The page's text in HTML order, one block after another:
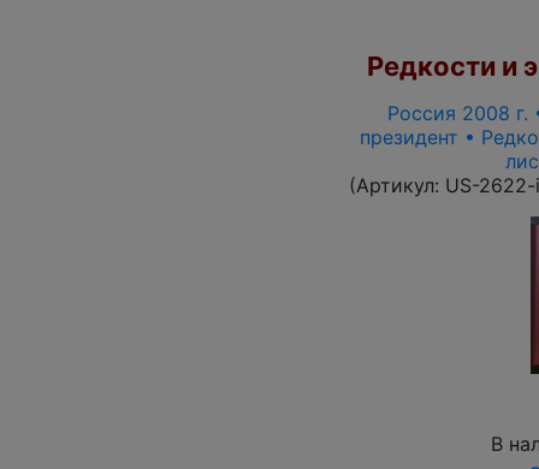
Редкости и
Россия 2008
президент •
(Артикул: US-
В